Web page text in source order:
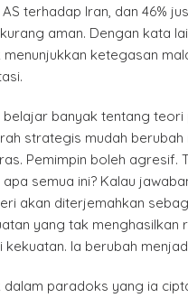
terhadap Iran, dan 46%
aman. Dengan kata
menunjukkan ketegasan
belajar banyak tentang teori
strategis mudah
Pemimpin boleh agresif.
semua ini? Kalau
akan diterjemahkan
yang tak menghasilkan
Ia berubah
paradoks yang ia